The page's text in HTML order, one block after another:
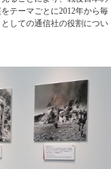
テーマごとに2012年から毎
しての通信社の役割につい